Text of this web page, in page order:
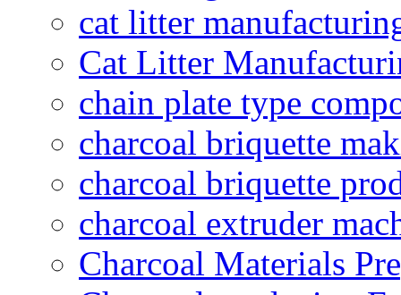
cat litter
Cat Litter
chain plate type
charcoal briquette
charcoal briquette
charcoal extruder
Charcoal Materials